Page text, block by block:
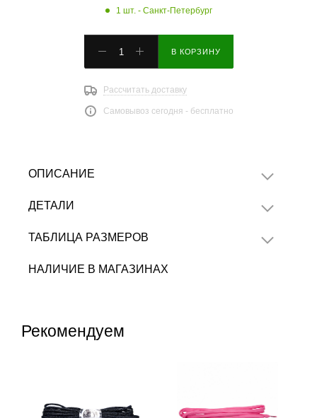
1 шт. - Санкт-Петербург
В КОРЗИНУ
Рассчитать доставку
Самовывоз сегодня - бесплатно
ОПИСАНИЕ
ДЕТАЛИ
ТАБЛИЦА РАЗМЕРОВ
НАЛИЧИЕ В МАГАЗИНАХ
Рекомендуем